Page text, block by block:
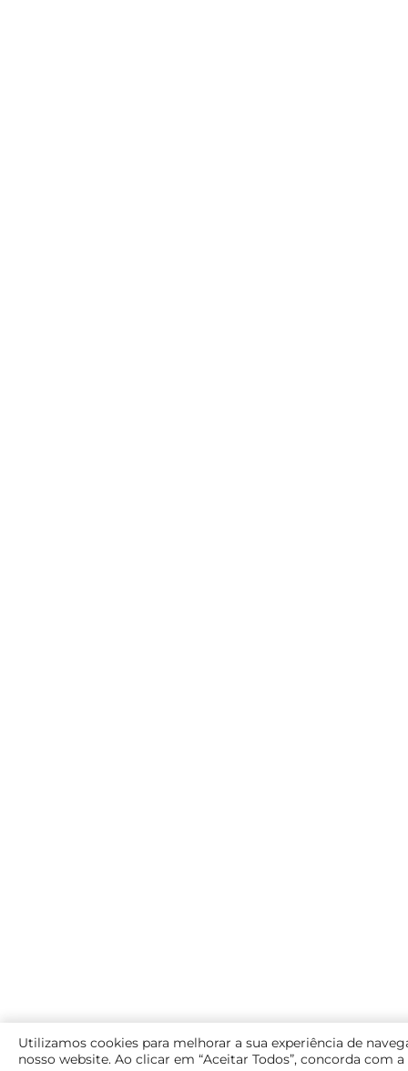
Utilizamos cookies para melhorar a sua experiência de
nosso website. Ao clicar em “Aceitar Todos”, concorda com